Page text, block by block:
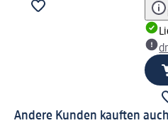
Andere Kunden kauften auch